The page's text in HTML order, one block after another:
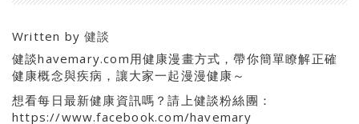
Written by健談
健談havemary.com用健康漫畫方式，帶你簡單瞭解正確
健康概念與疾病，讓大家一起漫漫健康～
想看每日最新健康資訊嗎？請上健談粉絲團：
https://www.facebook.com/havemary